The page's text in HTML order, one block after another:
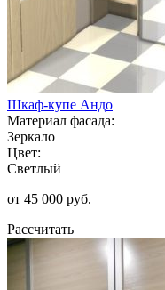
Шкаф-купе Андо
Материал фасада:
Зеркало
Цвет:
Светлый
от 45 000 руб.
Рассчитать